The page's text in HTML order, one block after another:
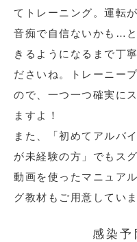
てトレーニング。運転
音痴で自信ないかも…
きるようになるまで丁
ださいね。トレーニー
ので、一つ一つ確実に
ますよ！
また、「初めてアルバ
が未経験の方」でもス
動画を使ったマニュア
グ教材もご用意していま
感染予